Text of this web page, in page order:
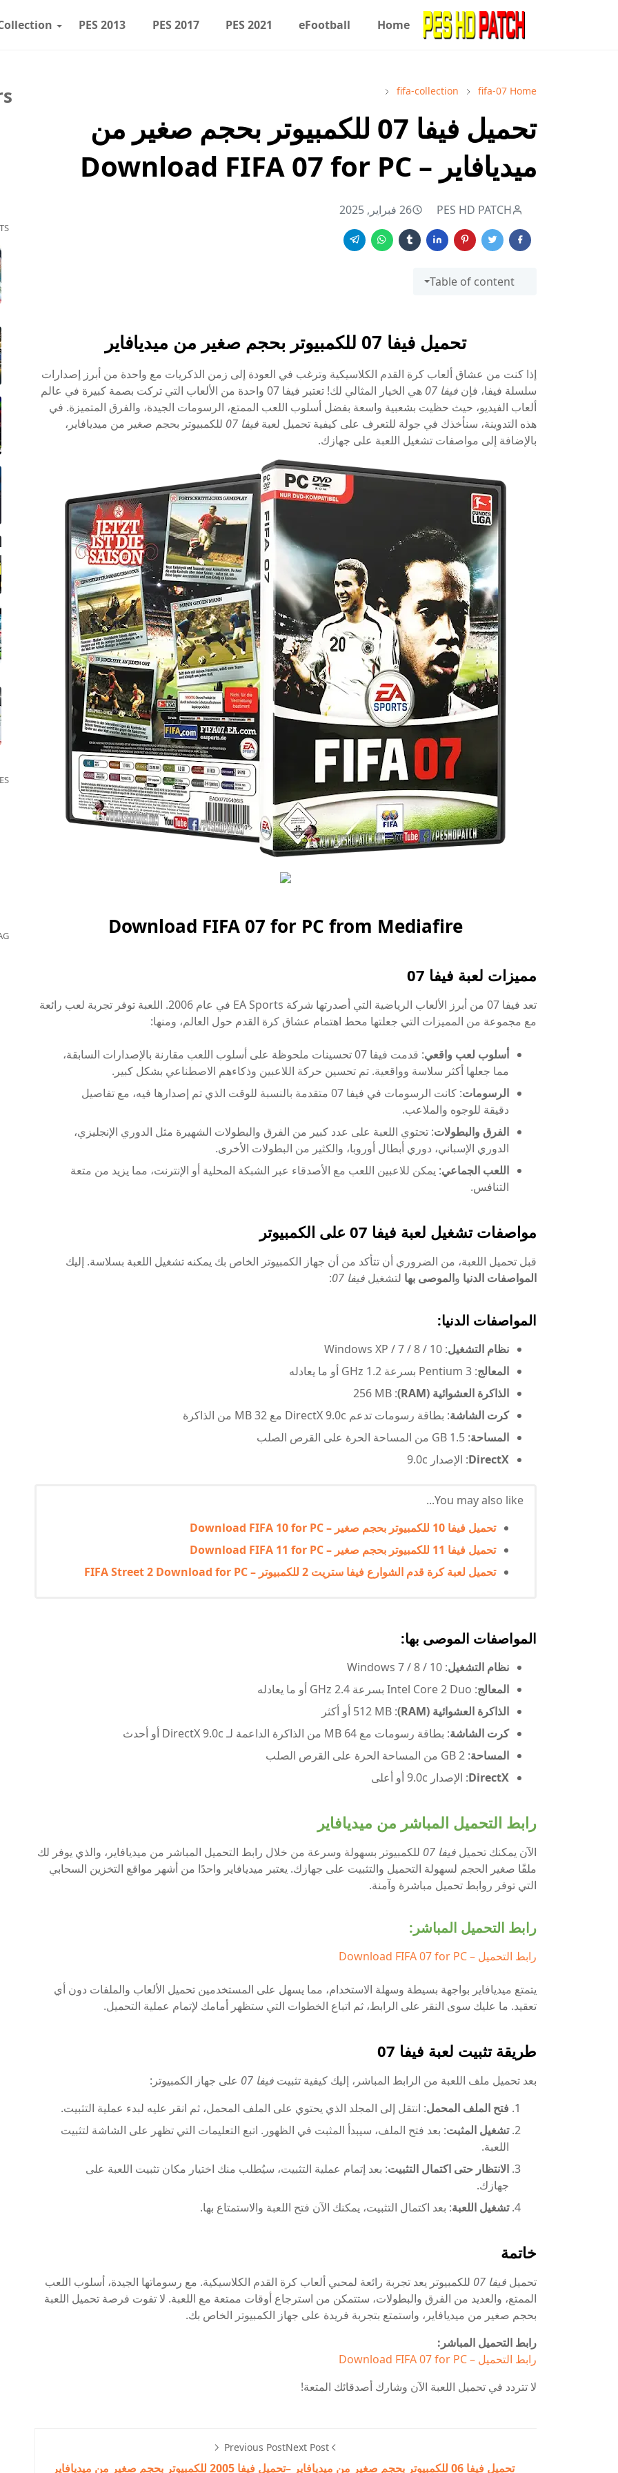
Home
eFootball
PES 2021
PES 2017
PES 2013
Home
fifa-07
fifa-collection
تحميل فيفا 07 للكمبيوتر بحجم صغير من
ميديافاير – Download FIFA 07 for PC
PES HD PATCH 26 فبراير, 2025
Table of content
تحميل فيفا 07 للكمبيوتر بحجم صغير من ميديافاير
إذا كنت من عشاق ألعاب كرة القدم الكلاسيكية وترغب في العودة إلى زمن الذكريات مع واحدة من أبرز إصدارات
سلسلة فيفا، فإن فيفا 07
هي الخيار المثالي لك! تعتبر فيفا 07 واحدة من الألعاب التي تركت بصمة كبيرة في عالم
ألعاب الفيديو، حيث حظيت بشعبية واسعة بفضل أسلوب اللعب الممتع، الرسومات الجيدة، والفرق المتميزة. في
هذه التدوينة، سنأخذك في جولة للتعرف على كيفية تحميل لعبة فيفا 07
للكمبيوتر بحجم صغير من ميديافاير،
بالإضافة إلى مواصفات تشغيل اللعبة على جهازك.
Download FIFA 07 for PC from Mediafire
مميزات لعبة فيفا 07
تعد فيفا 07 من أبرز الألعاب الرياضية التي أصدرتها شركة EA Sports في عام 2006. اللعبة توفر تجربة لعب رائعة
مع مجموعة من المميزات التي جعلتها محط اهتمام عشاق كرة القدم حول العالم، ومنها:
أسلوب لعب واقعي
: قدمت فيفا 07 تحسينات ملحوظة على أسلوب اللعب مقارنة بالإصدارات السابقة،
مما جعلها أكثر سلاسة وواقعية. تم تحسين حركة اللاعبين وذكاءهم الاصطناعي بشكل كبير.
الرسومات
: كانت الرسومات في فيفا 07 متقدمة بالنسبة للوقت الذي تم إصدارها فيه، مع تفاصيل
دقيقة للوجوه والملاعب.
الفرق والبطولات: تحتوي اللعبة على عدد كبير من الفرق والبطولات الشهيرة مثل الدوري الإنجليزي،
الدوري الإسباني، دوري أبطال أوروبا، والكثير من البطولات الأخرى.
اللعب الجماعي: يمكن للاعبين اللعب مع الأصدقاء عبر الشبكة المحلية أو الإنترنت، مما يزيد من متعة
التنافس.
مواصفات تشغيل لعبة فيفا 07 على الكمبيوتر
قبل تحميل اللعبة، من الضروري أن تتأكد من أن جهاز الكمبيوتر الخاص بك يمكنه تشغيل اللعبة بسلاسة. إليك
المواصفات الدنيا والموصى بها لتشغيل فيفا 07 :
المواصفات الدنيا:
نظام التشغيل: Windows XP / 7 / 8 / 10
المعالج: Pentium 3 بسرعة 1.2 GHz أو ما يعادله
الذاكرة العشوائية (RAM)
: 256 MB
كرت الشاشة: بطاقة رسومات تدعم DirectX 9.0c مع 32 MB من الذاكرة
المساحة: 1.5 GB من المساحة الحرة على القرص الصلب
DirectX: الإصدار 9.0c
You may also like...
تحميل فيفا 10 للكمبيوتر بحجم صغير – Download FIFA 10 for PC
تحميل فيفا 11 للكمبيوتر بحجم صغير – Download FIFA 11 for PC
تحميل لعبة كرة قدم الشوارع فيفا ستريت 2 للكمبيوتر – FIFA Street 2 Download for PC
المواصفات الموصى بها:
نظام التشغيل: Windows 7 / 8 / 10
المعالج: Intel Core 2 Duo بسرعة 2.4 GHz أو ما يعادله
الذاكرة العشوائية (RAM)
: 512 MB أو أكثر
كرت الشاشة: بطاقة رسومات مع 64 MB من الذاكرة الداعمة لـ DirectX 9.0c أو أحدث
المساحة: 2 GB من المساحة الحرة على القرص الصلب
DirectX: الإصدار 9.0c أو أعلى
رابط التحميل المباشر من ميديافاير
الآن يمكنك تحميل فيفا 07
للكمبيوتر بسهولة وسرعة من خلال رابط التحميل المباشر من ميديافاير، والذي يوفر لك
ملفًا صغير الحجم لسهولة التحميل والتثبيت على جهازك. يعتبر ميديافاير واحدًا من أشهر مواقع التخزين السحابي
التي توفر روابط تحميل مباشرة وآمنة.
رابط التحميل المباشر:
رابط التحميل – Download FIFA 07 for PC
يتمتع ميديافاير بواجهة بسيطة وسهلة الاستخدام، مما يسهل على المستخدمين تحميل الألعاب والملفات دون أي
تعقيد. ما عليك سوى النقر على الرابط، ثم اتباع الخطوات التي ستظهر أمامك لإتمام عملية التحميل.
طريقة تثبيت لعبة فيفا 07
بعد تحميل ملف اللعبة من الرابط المباشر، إليك كيفية تثبيت فيفا 07
على جهاز الكمبيوتر:
فتح الملف المحمل: انتقل إلى المجلد الذي يحتوي على الملف المحمل، ثم انقر عليه لبدء عملية التثبيت.
تشغيل المثبت: بعد فتح الملف، سيبدأ المثبت في الظهور. اتبع التعليمات التي تظهر على الشاشة لتثبيت
اللعبة.
الانتظار حتى اكتمال التثبيت: بعد إتمام عملية التثبيت، سيُطلب منك اختيار مكان تثبيت اللعبة على
جهازك.
تشغيل اللعبة: بعد اكتمال التثبيت، يمكنك الآن فتح اللعبة والاستمتاع بها.
خاتمة
تحميل فيفا 07
للكمبيوتر يعد تجربة رائعة لمحبي ألعاب كرة القدم الكلاسيكية. مع رسوماتها الجيدة، أسلوب اللعب
الممتع، والعديد من الفرق والبطولات، ستتمكن من استرجاع أوقات ممتعة مع اللعبة. لا تفوت فرصة تحميل اللعبة
بحجم صغير من ميديافاير، واستمتع بتجربة فريدة على جهاز الكمبيوتر الخاص بك.
رابط التحميل المباشر:
رابط التحميل – Download FIFA 07 for PC
لا تتردد في تحميل اللعبة الآن وشارك أصدقائك المتعة!
Next Post
تحميل فيفا 06 للكمبيوتر بحجم صغير من ميديافاير –
Previous Post
تحميل فيفا 2005 للكمبيوتر بحجم صغير من ميديافاير